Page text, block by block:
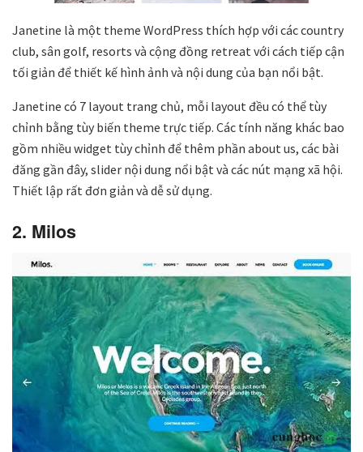
Janetine là một theme WordPress thích hợp với các country
club, sân golf, resorts và cộng đồng retreat với cách tiếp cận
tối giản để thiết kế hình ảnh và nội dung của bạn nổi bật.
Janetine có 7 layout trang chủ, mỗi layout đều có thể tùy
chỉnh bằng tùy biến theme trực tiếp. Các tính năng khác bao
gồm nhiều widget tùy chỉnh để thêm phần about us, các bài
đăng gần đây, slider nội dung nổi bật và các nút mạng xã hội.
Thiết lập rất đơn giản và dễ sử dụng.
2. Milos